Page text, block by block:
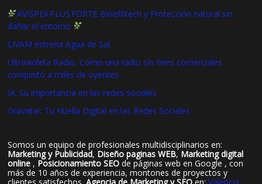
AVISPEX PLUS FORTE Bioeffitech y Protección natural sin
dañar el entorno
LIVAM estrena Agua de Sal
Ultravioleta Radio, Cómo una radio sin fines comerciales
conquistó a miles de oyentes
IA: Su importancia en las redes sociales
Gravatar: Tu Huella Digital en las Redes Sociales
Somos un equipo de profesionales multidisciplinarios en:
Marketing y Publicidad, Diseño paginas WEB, Marketing digital
online , Posicionamiento SEO de páginas web en Google , con
más de 10 años de experiencia, montones de proyectos y
clientes satisfechos.Agencia de Marketing y SEO en:Valencia